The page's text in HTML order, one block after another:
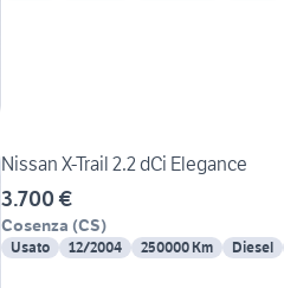
Nissan X-Trail 2.2 dCi Elegance
3.700 €
Cosenza (CS)
Usato 12/2004 250000 Km Diesel